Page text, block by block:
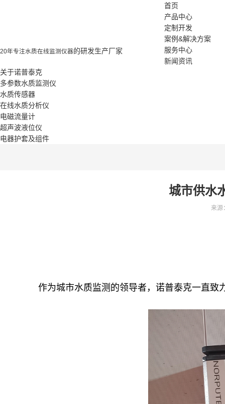
20年专注水质在线监测仪器的研发生产厂家
首页
产品中心
定制开发
案例&解决方案
服务中心
新闻资讯
关于诺普泰克
多参数水质监测仪
水质传感器
在线水质分析仪
电磁流量计
超声波液位仪
电器护套及组件
城市供水
来源
作为城市水质监测的领导者，诺普泰克一直致